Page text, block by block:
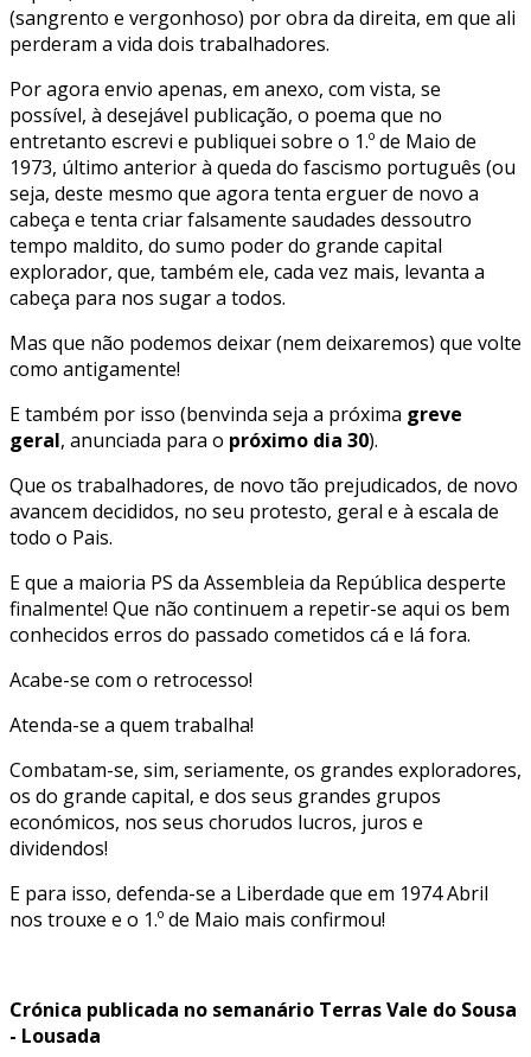
(sangrento e vergonhoso) por obra da direita, em que ali
perderam a vida dois trabalhadores.
Por agora envio apenas, em anexo, com vista, se
possível, à desejável publicação, o poema que no
entretanto escrevi e publiquei sobre o 1.º de Maio de
1973, último anterior à queda do fascismo português (ou
seja, deste mesmo que agora tenta erguer de novo a
cabeça e tenta criar falsamente saudades dessoutro
tempo maldito, do sumo poder do grande capital
explorador, que, também ele, cada vez mais, levanta a
cabeça para nos sugar a todos.
Mas que não podemos deixar (nem deixaremos) que volte
como antigamente!
E também por isso (benvinda seja a próxima greve
geral, anunciada para o próximo dia 30).
Que os trabalhadores, de novo tão prejudicados, de novo
avancem decididos, no seu protesto, geral e à escala de
todo o Pais.
E que a maioria PS da Assembleia da República desperte
finalmente! Que não continuem a repetir-se aqui os bem
conhecidos erros do passado cometidos cá e lá fora.
Acabe-se com o retrocesso!
Atenda-se a quem trabalha!
Combatam-se, sim, seriamente, os grandes exploradores,
os do grande capital, e dos seus grandes grupos
económicos, nos seus chorudos lucros, juros e
dividendos!
E para isso, defenda-se a Liberdade que em 1974 Abril
nos trouxe e o 1.º de Maio mais confirmou!
Crónica publicada no semanário Terras Vale do Sousa
- Lousada